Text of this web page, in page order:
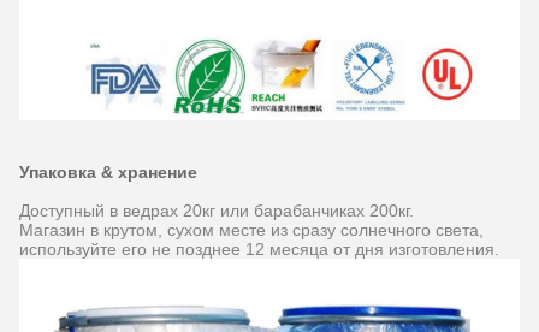
Упаковка & хранение
Доступный в ведрах 20кг или барабанчиках 200кг.
Магазин в крутом, сухом месте из сразу солнечного света,
используйте его не позднее 12 месяца от дня изготовления.